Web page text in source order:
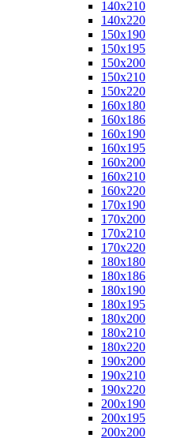
140x210
140x220
150x190
150x195
150x200
150x210
150x220
160x180
160x186
160x190
160x195
160x200
160x210
160x220
170x190
170x200
170x210
170x220
180x180
180x186
180x190
180x195
180x200
180x210
180x220
190x200
190x210
190x220
200x190
200x195
200x200